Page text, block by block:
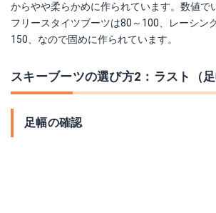
からやや柔らかめに作られています。数値で
フリースタイツブーツは80～100、レーシン
150、なので固めに作られています。
スキーブーツの選び方2：ラスト（足
足幅の確認